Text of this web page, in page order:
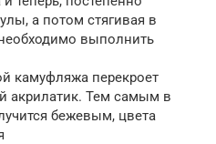
а потом стягивая в
выполнить
камуфляжа перекроет
акрилатик. Тем самым в
бежевым, цвета